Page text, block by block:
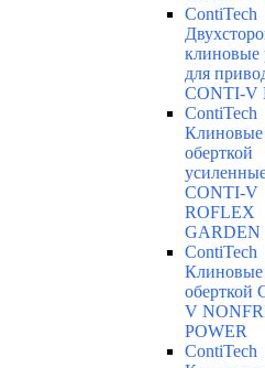
ContiTech
клиновые
для
CONTI-V
ContiTech
Клиновые
оберткой
CONTI-V
ROFLEX
GARDEN
ContiTech
Клиновые
оберткой
V
POWER
ContiTech